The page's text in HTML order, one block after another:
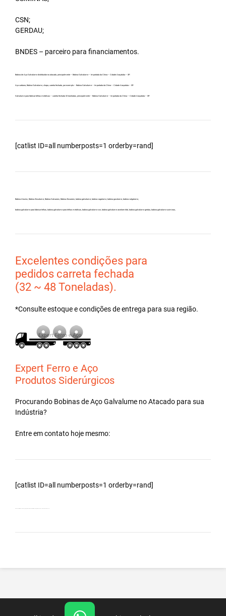
CSN;
GERDAU;
BNDES – parceiro para financiamentos.
Bobina de Aço Galvalume distribuidor no atacado, principalmente – Bobina Galvalume – Importada da China – Cidade Araçatuba – SP.
Aço carbono, Bobina Galvalume, chapa, carreta fechada, por exemplo – Bobina Galvalume – Importada da China – Cidade Araçatuba – SP.
Galvalume para fabricar telhas metálicas – carreta fechada 32 toneladas, principalmente – Bobina Galvalume – Importada da China – Cidade Araçatuba – SP.
[catlist ID=all numberposts=1 orderby=rand]
Bobina Aluzinc, Bobina Zincalume, Bobina Galvanew, Bobina Zincanew, bobina galvolume, bobina vagalume, bobina gavolume, bobina valgalume,
bobina galvalume para fabricar telhas, bobina galvalume para telhas metálicas, bobina galvalume csn, bobina galvalume arcelormittal, bobina galvalume gerdau, bobina galvalume usiminas,
Excelentes condições para
pedidos carreta fechada
(32 ~ 48 Toneladas).
*Consulte estoque e condições de entrega para sua região.
Expert Ferro e Aço
Produtos Siderúrgicos
Procurando Bobinas deAço Galvalume noAtacado para sua
Indústria?
Entre em contato hoje mesmo:
[catlist ID=all numberposts=1 orderby=rand]